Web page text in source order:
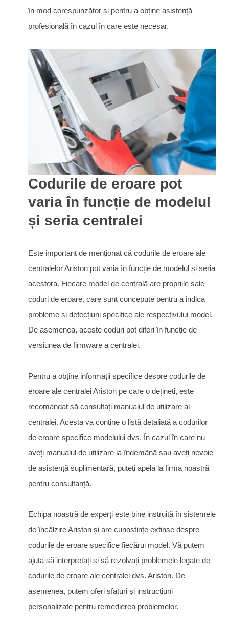
în mod corespunzător și pentru a obține asistență
profesională în cazul în care este necesar.
Codurile de eroare pot
varia în funcție de modelul
și seria centralei
Este important de menționat că codurile de eroare ale
centralelor Ariston pot varia în funcție de modelul și seria
acestora. Fiecare model de centrală are propriile sale
coduri de eroare, care sunt concepute pentru a indica
probleme și defecțiuni specifice ale respectivului model.
De asemenea, aceste coduri pot diferi în funcție de
versiunea de firmware a centralei.
Pentru a obține informații specifice despre codurile de
eroare ale centralei Ariston pe care o dețineți, este
recomandat să consultați manualul de utilizare al
centralei. Acesta va conține o listă detaliată a codurilor
de eroare specifice modelului dvs. În cazul în care nu
aveți manualul de utilizare la îndemână sau aveți nevoie
de asistență suplimentară, puteți apela la firma noastră
pentru consultanță.
Echipa noastră de experți este bine instruită în sistemele
de încălzire Ariston și are cunoștințe extinse despre
codurile de eroare specifice fiecărui model. Vă putem
ajuta să interpretați și să rezolvați problemele legate de
codurile de eroare ale centralei dvs. Ariston. De
asemenea, putem oferi sfaturi și instrucțiuni
personalizate pentru remedierea problemelor.